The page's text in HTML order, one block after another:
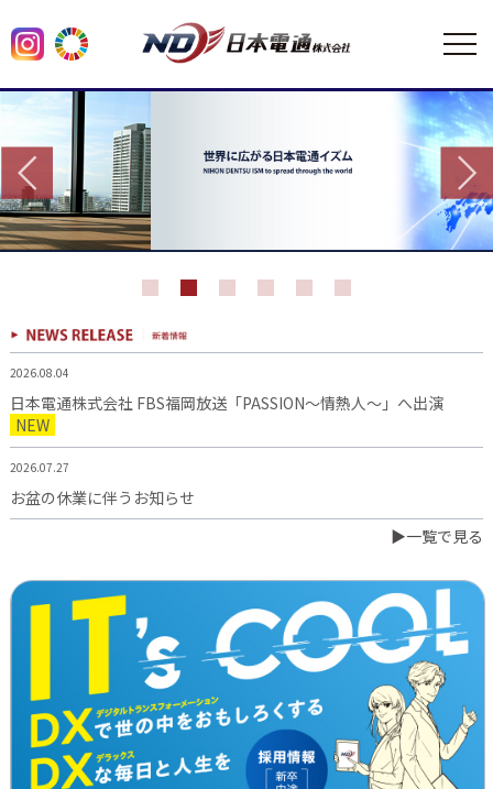
2026.08.04
日本電通株式会社 FBS福岡放送「PASSION～情熱人～」へ出演
NEW
2026.07.27
お盆の休業に伴うお知らせ
日本電通グループ、食品事業へ新たな挑戦 ～株式会社中野和一
郎商店をグループ会社化し食品製造事業を開始～
2026.06.16
新卒10期生 辞令交付式を行いました
2026.05.28
▶一覧で見る